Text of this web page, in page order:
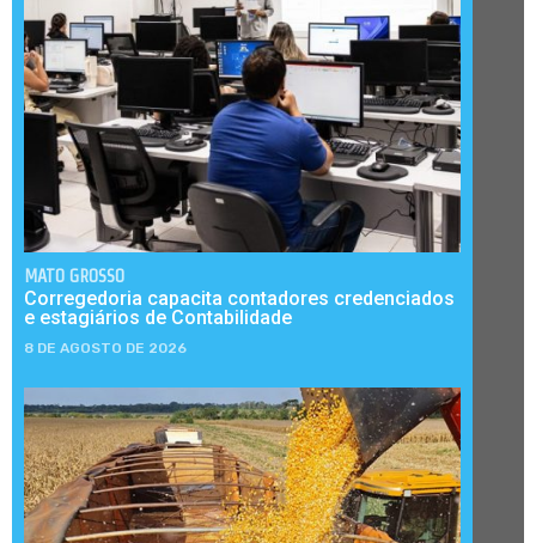
MATO GROSSO
Corregedoria capacita contadores credenciados
e estagiários de Contabilidade
8 DE AGOSTO DE 2026